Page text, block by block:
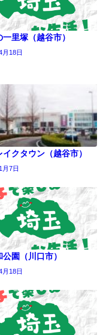
一里塚（越谷市）
月18日
イクタウン（越谷市）
月7日
公園（川口市）
月18日